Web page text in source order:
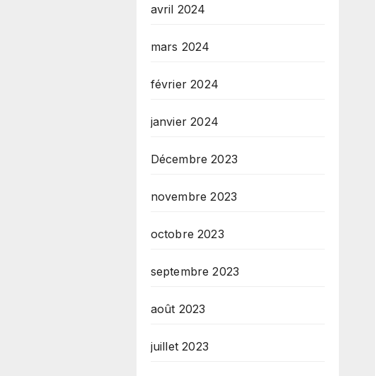
avril 2024
mars 2024
février 2024
janvier 2024
Décembre 2023
novembre 2023
octobre 2023
septembre 2023
août 2023
juillet 2023